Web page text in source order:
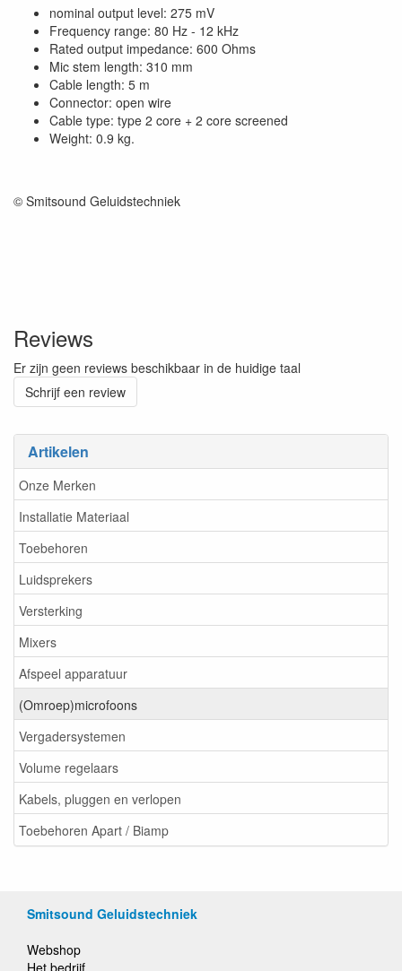
Artikelen
Onze Merken
Installatie Materiaal
Toebehoren
Luidsprekers
Versterking
Mixers
Afspeel apparatuur
(Omroep)microfoons
Vergadersystemen
Volume regelaars
Kabels, pluggen en verlopen
Toebehoren Apart / Biamp
nominal output level: 275 mV
Frequency range: 80 Hz - 12 kHz
Rated output impedance: 600 Ohms
Mic stem length: 310 mm
Cable length: 5 m
Connector: open wire
Cable type: type 2 core + 2 core screened
Weight: 0.9 kg.
© Smitsound Geluidstechniek
Reviews
Er zijn geen reviews beschikbaar in de huidige taal
Schrijf een review
Smitsound Geluidstechniek
Webshop